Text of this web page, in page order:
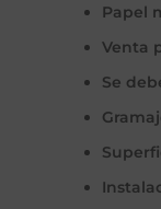
Papel
Venta
Se